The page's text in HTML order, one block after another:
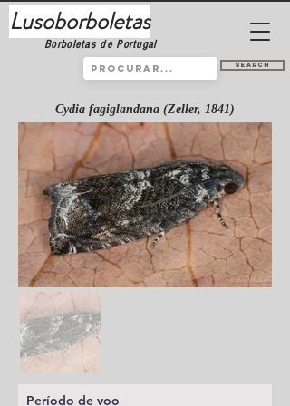
Lusoborboletas
Borboletas de Portugal
Search
Cydia fagiglandana (Zeller, 1841)
Período de voo